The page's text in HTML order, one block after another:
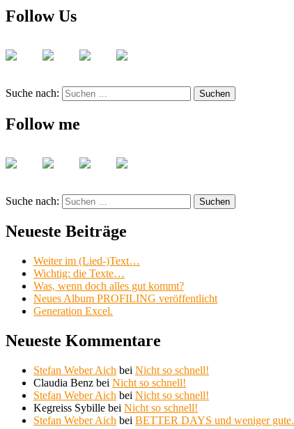
Follow Us
Suche nach: Suchen
Follow me
Suche nach: Suchen
Neueste Beiträge
Weiter im (Lied-)Text…
Wichtig: die Texte…
Was, wenn doch alles gut kommt?
Neues Album PROFILING veröffentlicht
Generation Excel.
Neueste Kommentare
Stefan Weber Aich bei Nicht so schnell!
Claudia Benz bei Nicht so schnell!
Stefan Weber Aich bei Nicht so schnell!
Kegreiss Sybille bei Nicht so schnell!
Stefan Weber Aich bei BETTER DAYS und weniger gute.